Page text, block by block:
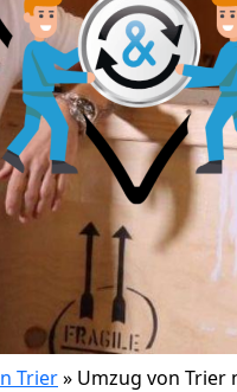
Trier» Umzug von Trier